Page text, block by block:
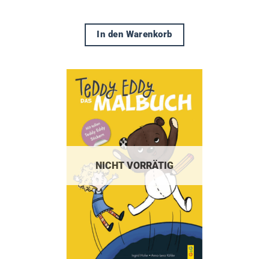
In den Warenkorb
NICHT VORRÄTIG